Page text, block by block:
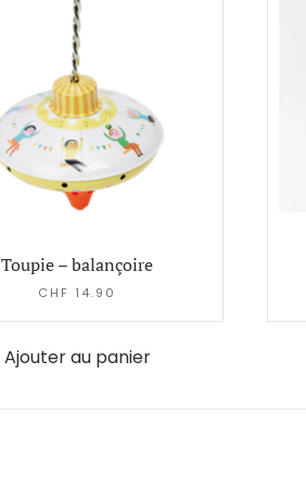
Toupie – balançoire
CHF 14.90
Ajouter au panier